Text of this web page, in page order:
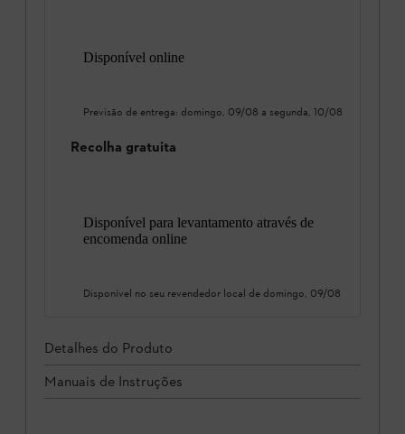
Disponível online
Previsão de entrega: domingo, 09/08 a segunda, 10/08
Recolha gratuita
Disponível para levantamento através de
encomenda online
Disponível no seu revendedor local de domingo, 09/08
Detalhes do Produto
Manuais de Instruções